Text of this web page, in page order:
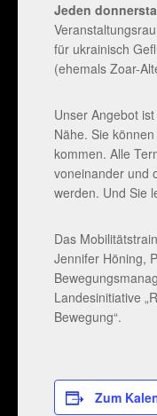
Jeden
für ukrainisch
(ehemals Zoar-
Unser Angebot
Nähe. Sie
kommen. Alle
voneinander und
werden. Und Sie
Das
Jennifer Höning,
Landesinitiative
Bewegung“.
Zum